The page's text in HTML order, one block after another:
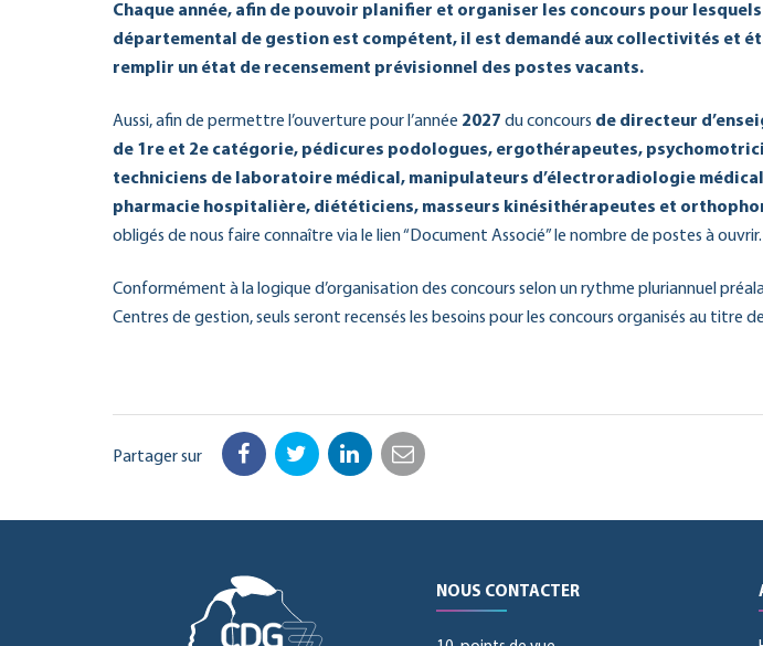
Chaque année, afin de pouvoir planifier et organiser les concours pour
départemental de gestion est compétent, il est demandé aux collectivités et
remplir un état de recensement prévisionnel des postes vacants.
Aussi, afin de permettre l’ouverture pour l’année 2027 du concours de directeur
de 1re et 2e catégorie, pédicures podologues, ergothérapeutes,
techniciens de laboratoire médical, manipulateurs d’électroradiologie
pharmacie hospitalière, diététiciens, masseurs kinésithérapeutes et
obligés de nous faire connaître via le lien “Document Associé” le nombre de postes à ouvrir.
Conformément à la logique d’organisation des concours selon un rythme pluriannuel
Centres de gestion, seuls seront recensés les besoins pour les concours organisés au titre de
Partager sur Facebook
TwitterLinkedIn
Email
NOUS CONTACTER